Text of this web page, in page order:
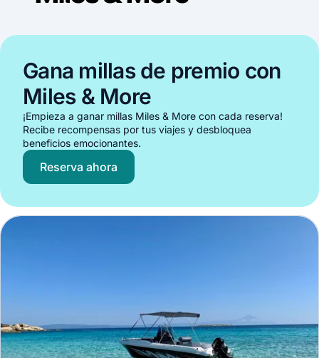
Gana millas de premio con
Miles & More
¡Empieza a ganar millas Miles & More con cada reserva!
Recibe recompensas por tus viajes y desbloquea
beneficios emocionantes.
Reserva ahora